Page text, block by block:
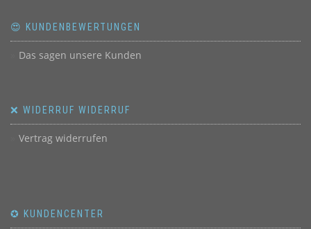
😍 KUNDENBEWERTUNGEN
Das sagen unsere Kunden
❌ WIDERRUF WIDERRUF
Vertrag widerrufen
✪ KUNDENCENTER